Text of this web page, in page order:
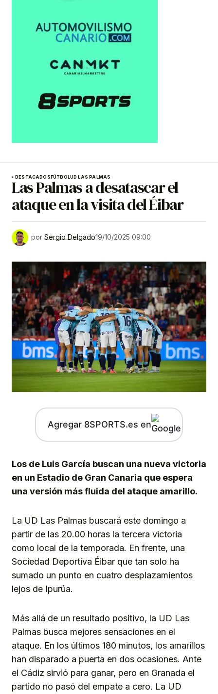
DESTACADOSFÚTBOLUD LAS PALMAS
Las Palmas a desatascar el
ataque en la visita del Éibar
por Sergio Delgado19/10/2025 09:00
Agregar 8SPORTS.es en
Los de Luis García buscan una nueva victoria
en un Estadio de Gran Canaria que espera
una versión más fluida del ataque amarillo.
La UD Las Palmas buscará este domingo a
partir de las 20.00 horas la tercera victoria
como local de la temporada. En frente, una
Sociedad Deportiva Éibar que tan solo ha
sumado un punto en cuatro desplazamientos
lejos de Ipurúa.
Más allá de un resultado positivo, la UD Las
Palmas busca mejores sensaciones en el
ataque. En los últimos 180 minutos, los amarillos
han disparado a puerta en dos ocasiones. Ante
el Cádiz sirvió para ganar, pero en Granada el
partido no pasó del empate a cero. La UD